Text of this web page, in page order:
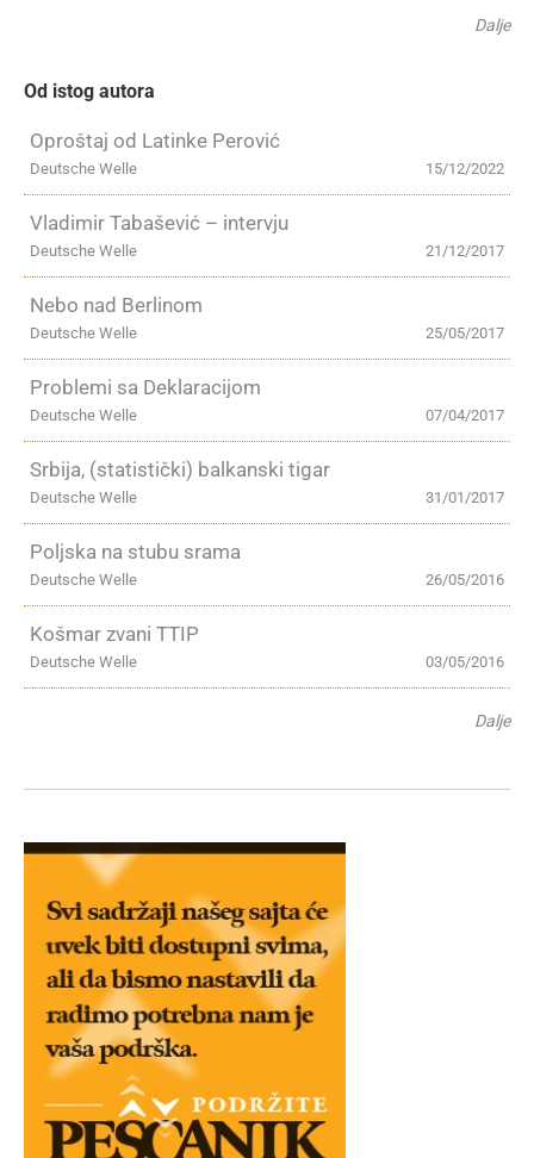
Dalje
Od istog autora
Oproštaj od Latinke Perović
15/12/2022
Deutsche Welle
Vladimir Tabašević – intervju
21/12/2017
Deutsche Welle
Nebo nad Berlinom
25/05/2017
Deutsche Welle
Problemi sa Deklaracijom
07/04/2017
Deutsche Welle
Srbija, (statistički) balkanski tigar
31/01/2017
Deutsche Welle
Poljska na stubu srama
26/05/2016
Deutsche Welle
Košmar zvani TTIP
03/05/2016
Deutsche Welle
Dalje